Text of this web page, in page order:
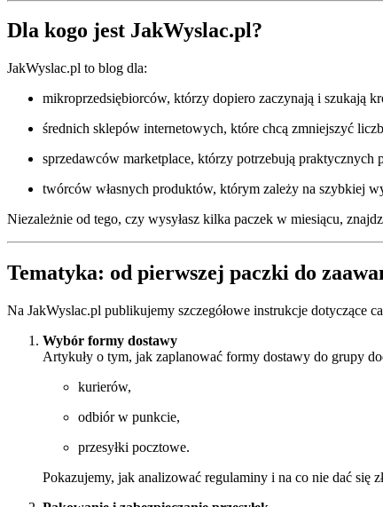
Dla kogo jest JakWyslac.pl?
JakWyslac.pl to blog dla:
mikroprzedsiębiorców, którzy dopiero zaczynają i szukają
średnich sklepów internetowych, które chcą zmniejszyć
sprzedawców marketplace, którzy potrzebują praktycznych
twórców własnych produktów, którym zależy na szybkiej
Niezależnie od tego, czy wysyłasz kilka paczek w miesiącu,
Tematyka: od pierwszej paczki do
Na JakWyslac.pl publikujemy szczegółowe instrukcje dotyczące
Wybór formy dostawy
Artykuły o tym, jak zaplanować formy dostawy do grupy
kurierów,
odbiór w punkcie,
przesyłki pocztowe.
Pokazujemy, jak analizować regulaminy i na co nie dać się